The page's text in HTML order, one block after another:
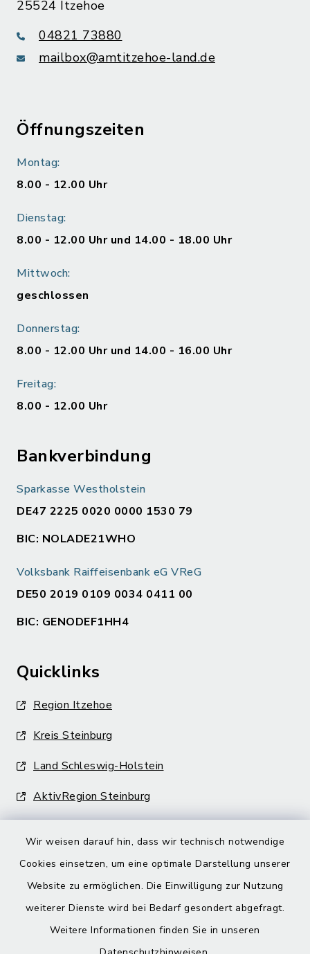
Wir weisen darauf hin, dass wir technisch notwendige
Cookies einsetzen, um eine optimale Darstellung unserer
Website zu ermöglichen. Die Einwilligung zur Nutzung
weiterer Dienste wird bei Bedarf gesondert abgefragt.
Weitere Informationen finden Sie in unseren
25524 Itzehoe
04821 73880
mailbox@amtitzehoe-land.de
Öffnungszeiten
Montag:
8.00 - 12.00 Uhr
Dienstag:
8.00 - 12.00 Uhr und 14.00 - 18.00 Uhr
Mittwoch:
geschlossen
Donnerstag:
8.00 - 12.00 Uhr und 14.00 - 16.00 Uhr
Freitag:
8.00 - 12.00 Uhr
Bankverbindung
Sparkasse Westholstein
DE47 2225 0020 0000 1530 79
BIC: NOLADE21WHO
Volksbank Raiffeisenbank eG VReG
DE50 2019 0109 0034 0411 00
BIC: GENODEF1HH4
Quicklinks
Region Itzehoe
Kreis Steinburg
Land Schleswig-Holstein
AktivRegion Steinburg
Barrierefreiheit